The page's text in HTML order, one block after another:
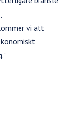
vi att